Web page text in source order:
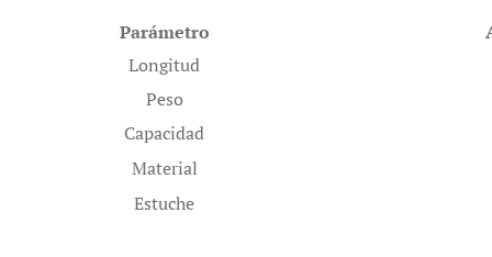
Parámetro
Longitud
Peso
Capacidad
Material
Estuche